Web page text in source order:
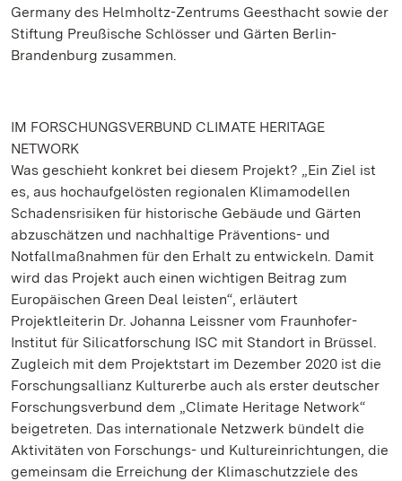
Germany des Helmholtz-Zentrums Geesthacht sowie der
Stiftung Preußische Schlösser und Gärten Berlin-
Brandenburg zusammen.
IM FORSCHUNGSVERBUND CLIMATE HERITAGE
NETWORK
Was geschieht konkret bei diesem Projekt? „Ein Ziel ist
es, aus hochaufgelösten regionalen Klimamodellen
Schadensrisiken für historische Gebäude und Gärten
abzuschätzen und nachhaltige Präventions- und
Notfallmaßnahmen für den Erhalt zu entwickeln. Damit
wird das Projekt auch einen wichtigen Beitrag zum
Europäischen Green Deal leisten“, erläutert
Projektleiterin Dr. Johanna Leissner vom Fraunhofer-
Institut für Silicatforschung ISC mit Standort in Brüssel.
Zugleich mit dem Projektstart im Dezember 2020 ist die
Forschungsallianz Kulturerbe auch als erster deutscher
Forschungsverbund dem „Climate Heritage Network“
beigetreten. Das internationale Netzwerk bündelt die
Aktivitäten von Forschungs- und Kultureinrichtungen, die
gemeinsam die Erreichung der Klimaschutzziele des